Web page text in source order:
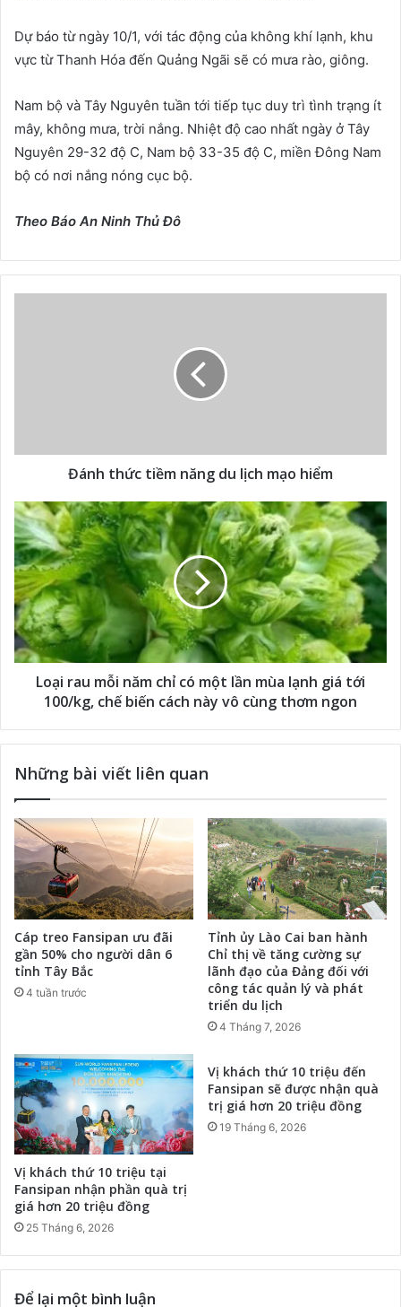
Dự báo từ ngày 10/1, với tác động của không khí lạnh, khu
vực từ Thanh Hóa đến Quảng Ngãi sẽ có mưa rào, giông.
Nam bộ và Tây Nguyên tuần tới tiếp tục duy trì tình trạng ít
mây, không mưa, trời nắng. Nhiệt độ cao nhất ngày ở Tây
Nguyên 29-32 độ C, Nam bộ 33-35 độ C, miền Đông Nam
bộ có nơi nắng nóng cục bộ.
Theo Báo An Ninh Thủ Đô
Đánh thức tiềm năng du lịch mạo hiểm
Loại rau mỗi năm chỉ có một lần mùa lạnh giá tới
100/kg, chế biến cách này vô cùng thơm ngon
Những bài viết liên quan
Cáp treo Fansipan ưu đãi
gần 50% cho người dân 6
tỉnh Tây Bắc
4 tuần trước
Tỉnh ủy Lào Cai ban hành
Chỉ thị về tăng cường sự
lãnh đạo của Đảng đối với
công tác quản lý và phát
triển du lịch
4 Tháng 7, 2026
Vị khách thứ 10 triệu tại
Fansipan nhận phần quà trị
giá hơn 20 triệu đồng
25 Tháng 6, 2026
Vị khách thứ 10 triệu đến
Fansipan sẽ được nhận quà
trị giá hơn 20 triệu đồng
19 Tháng 6, 2026
Để lại một bình luận